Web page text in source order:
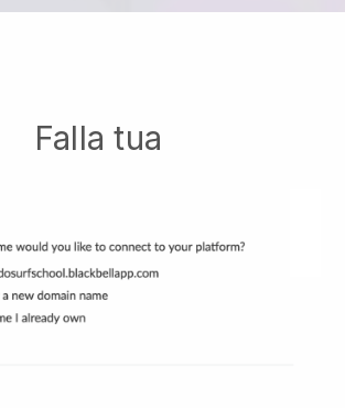
Falla tua